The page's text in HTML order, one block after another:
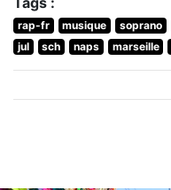
rap-fr musique soprano
jul
sch naps marseille